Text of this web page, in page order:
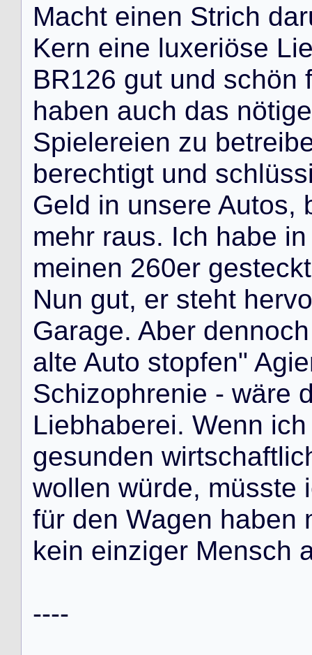
Macht einen Strich dar
Kern eine luxeriöse Li
BR126 gut und schön f
haben auch das nötige
Spielereien zu betreib
berechtigt und schlüss
Geld in unsere Autos,
mehr raus. Ich habe in
meinen 260er gesteckt
Nun gut, er steht hervo
Garage. Aber dennoch
alte Auto stopfen" Agie
Schizophrenie - wäre
Liebhaberei. Wenn ich
gesunden wirtschaftlic
wollen würde, müsste i
für den Wagen haben
kein einziger Mensch
----